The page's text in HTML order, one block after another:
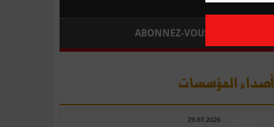
ABONNEZ-VOUS
أصداء المؤسسات
29.07.2026